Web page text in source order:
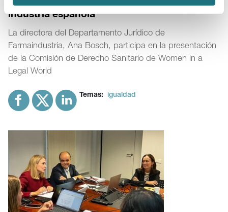
son un referente en igualdad para la
industria española”
La directora del Departamento Jurídico de
Farmaindustria, Ana Bosch, participa en la presentación
de la Comisión de Derecho Sanitario de Women in a
Legal World
Temas: igualdad